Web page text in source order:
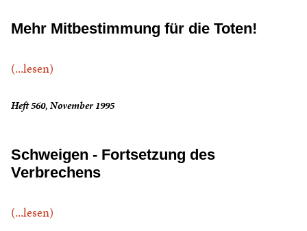
Mehr Mitbestimmung für die Toten!
(...lesen)
Heft 560, November 1995
Schweigen - Fortsetzung des
Verbrechens
(...lesen)